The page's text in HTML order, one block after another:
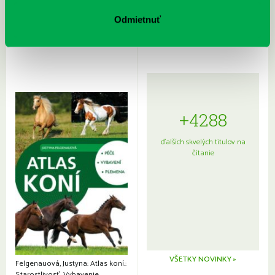
Odmietnuťjaponskou kuchyňou a etiketou
Felgenauová, Justyna: Atlas koní.:
+4288
ďalších skvelých titulov na
čítanie
VŠETKY NOVINKY »